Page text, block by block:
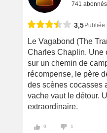
741 abonnés
3,5 Publiée
Le Vagabond (The
Charles Chaplin. Une
sur un chemin de
récompense, le père
des scènes cocasses
vache vaut le détour.
extraordinaire.
0 1